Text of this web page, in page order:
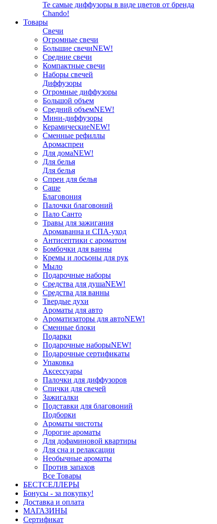
Те самые диффузоры в виде цветов от бренда
Chando!
Товары
Свечи
Огромные свечи
Большие свечиNEW!
Средние свечи
Компактные свечи
Наборы свечей
Диффузоры
Огромные диффузоры
Большой объем
Средний объемNEW!
Мини-диффузоры
КерамическиеNEW!
Сменные рефиллы
Аромаспреи
Для домаNEW!
Для белья
Для белья
Спреи для белья
Саше
Благовония
Палочки благовоний
Пало Санто
Травы для зажигания
Аромаванна и СПА-уход
Антисептики с ароматом
Бомбочки для ванны
Кремы и лосьоны для рук
Мыло
Подарочные наборы
Средства для душаNEW!
Средства для ванны
Твердые духи
Ароматы для авто
Ароматизаторы для автоNEW!
Сменные блоки
Подарки
Подарочные наборыNEW!
Подарочные сертификаты
Упаковка
Аксессуары
Палочки для диффузоров
Спички для свечей
Зажигалки
Подставки для благовоний
Подборки
Ароматы чистоты
Дорогие ароматы
Для дофаминовой квартиры
Для сна и релаксации
Необычные ароматы
Против запахов
Все Товары
БЕСТСЕЛЛЕРЫ
Бонусы - за покупку!
Доставка и оплата
МАГАЗИНЫ
Cертификат